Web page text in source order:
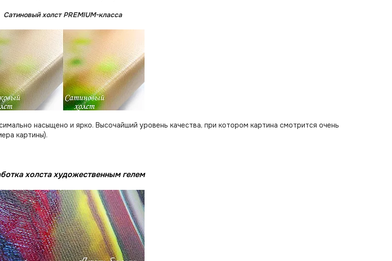
Сатиновый холст PREMIUM-класса
насыщено и ярко. Высочайший уровень качества, при котором картина смотрится очень
картины).
холста художественным гелем